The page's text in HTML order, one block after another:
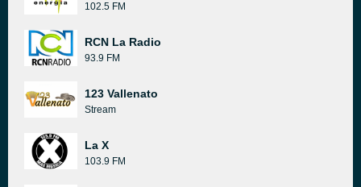
102.5 FM
RCN La Radio
93.9 FM
123 Vallenato
Stream
La X
103.9 FM